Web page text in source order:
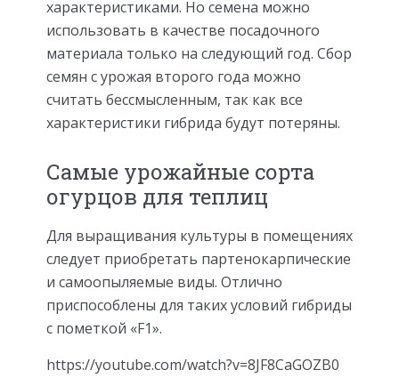
характеристиками. Но семена можно
использовать в качестве посадочного
материала только на следующий год. Сбор
семян с урожая второго года можно
считать бессмысленным, так как все
характеристики гибрида будут потеряны.
Самые урожайные сорта
огурцов для теплиц
Для выращивания культуры в помещениях
следует приобретать партенокарпические
и самоопыляемые виды. Отлично
приспособлены для таких условий гибриды
с пометкой «F1».
https://youtube.com/watch?v=8JF8CaGOZB0